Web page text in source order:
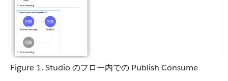
Figure 1. Studio のフロー内での Publish Consume